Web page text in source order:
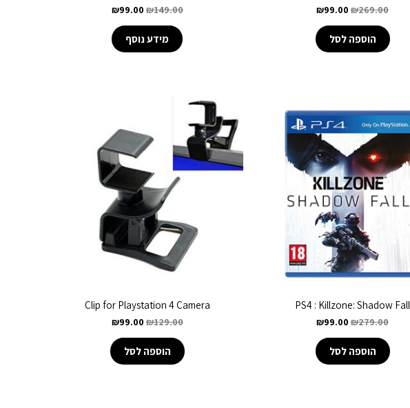
₪269.00
₪99.00
הוספה לסל
₪149.00
₪99.00
מידע נוסף
PS4 : Killzone: Shadow Fall
₪279.00
₪99.00
הוספה לסל
Clip for Playstation 4 Camera
₪129.00
₪99.00
הוספה לסל